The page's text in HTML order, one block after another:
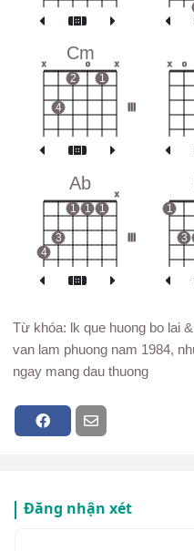
Cm
x
4
2
o
1
x x o
Ab
4
3
1 1 1
x
1
3
Từ khóa: lk que huong bo lai
van lam phuong nam 1984,
ngay mang dau thuong
Đăng nhận xét